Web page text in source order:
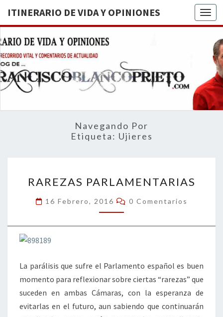
ITINERARIO DE VIDA Y OPINIONES
DE
BREVE
RECORRIDO
VITAL Y
ACTUALIDAD
Navegando Por
Etiqueta: Ujieres
PARLAMENTARIAS
RAREZAS PARLAMENTARIAS
16 Febrero, 2016 Comentarios
0 Comentarios
La parálisis que sufre el Parlamento español es buen
momento para reflexionar sobre ciertas “rarezas” que
suceden en ambas Cámaras, con la esperanza de
evitarlas en el futuro, aun sabiendo que continuarán